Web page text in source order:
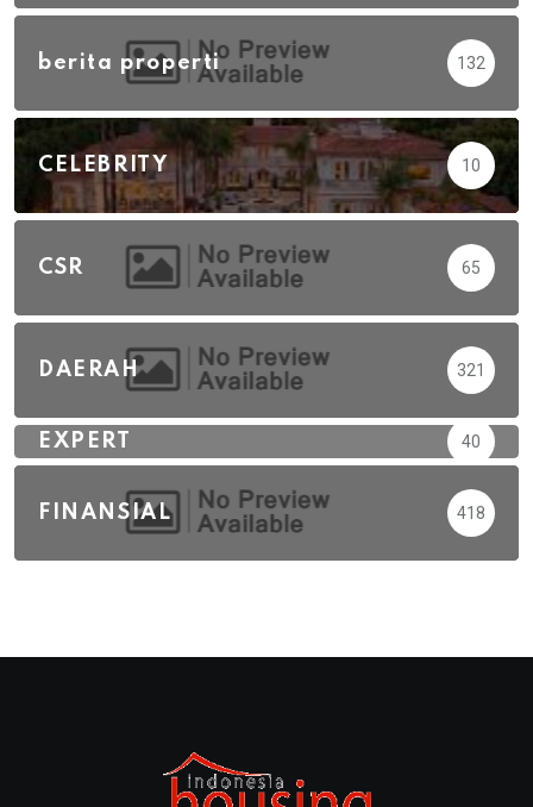
berita properti 132
CELEBRITY 10
CSR 65
DAERAH 321
EXPERT 40
FINANSIAL 418